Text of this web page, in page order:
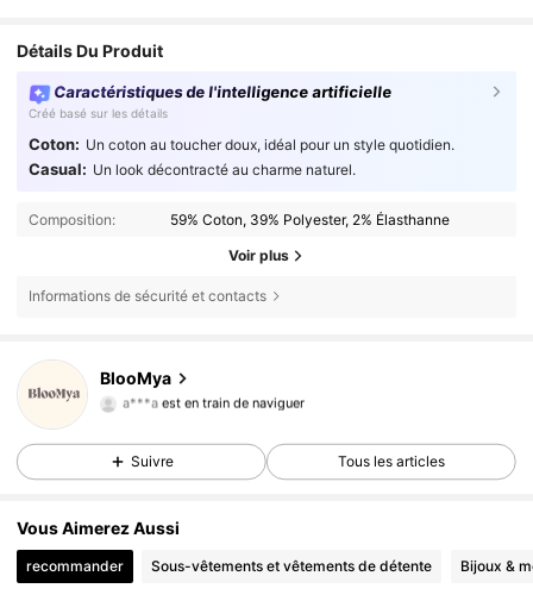
Détails Du Produit
Caractéristiques de l'intelligence artificielle
Créé basé sur les détails
Coton: Un coton au toucher doux, idéal pour un style quotidien.
Casual: Un look décontracté au charme naturel.
Composition: 59% Coton, 39% Polyester, 2% Élasthanne
Voir plus
Informations de sécurité et contacts
BlooMya
a***aest en train de naviguer
4,75
2.5K Suiveurs
4,75 2.5K Suiveurs
Suivre Tous les articles
Vous Aimerez Aussi
recommander Sous-vêtements et vêtements de détente Bijoux &